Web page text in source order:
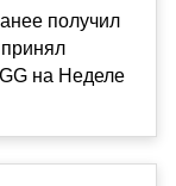
получил
на Неделе